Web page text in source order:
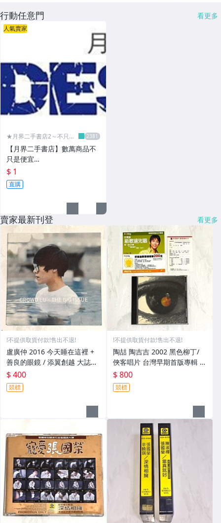
行動任意門 看更多
人氣賣家
★月界二手書店2～不只是
【月界二手書店】數萬商品不
只是便宜…
$ 1
直購
賣家最新刊登 看更多
!不提供取貨付款!售出不退!
盧廣仲 2016 今天睡在這裡 +
善良的眼鏡 / 添翼創越 大誌雜
誌 台灣版 兩首歌 限量宣傳單
曲 CD
$ 400
競標
!不提供取貨付款!售出不退!
陶喆 陶吉吉 2002 黑色柳丁/
俠客唱片 台灣早期首版專輯 C
D / 附歌詞 好樂迪新歌練唱劵
回函卡
$ 800
競標